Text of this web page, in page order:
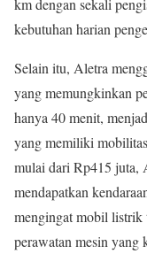
km dengan sekali
kebutuhan harian
Selain itu, Aletra
yang memungkinkan
hanya 40 menit,
yang memiliki
mulai dari Rp415 juta,
mendapatkan
mengingat mobil listrik
perawatan mesin yang